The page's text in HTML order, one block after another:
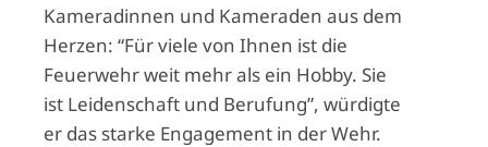
Kameradinnen und Kameraden aus dem
Herzen: “Für viele von Ihnen ist die
Feuerwehr weit mehr als ein Hobby. Sie
ist Leidenschaft und Berufung”, würdigte
er das starke Engagement in der Wehr.